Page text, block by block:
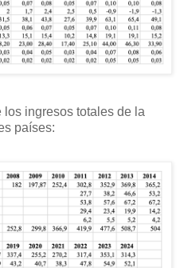
ingresos totales de la
países: